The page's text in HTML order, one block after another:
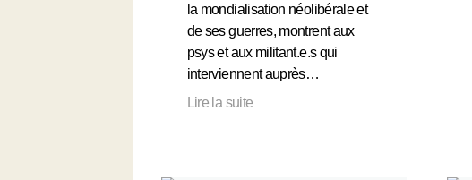
la mondialisation néolibérale et
de ses guerres, montrent aux
psys et aux militant.e.s qui
interviennent auprès…
Lire la suite